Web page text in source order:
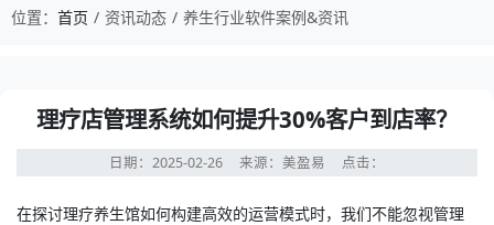
位置： 首页 资讯动态 养生行业软件案例&资讯
理疗店管理系统如何提升30%客户到店率？
日期：2025-02-26 来源：美盈易 点击：
在探讨理疗养生馆如何构建高效的运营模式时，我们不能忽视管理